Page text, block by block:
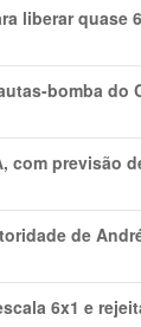
liberar quase
bomba do
com previsão
de
6x1 e